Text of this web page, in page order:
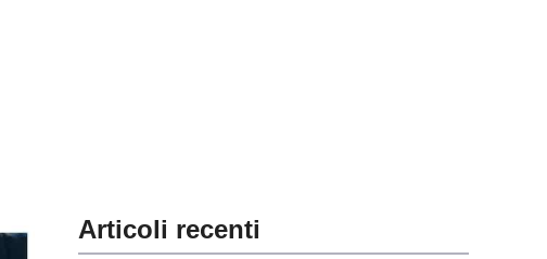
Articoli recenti